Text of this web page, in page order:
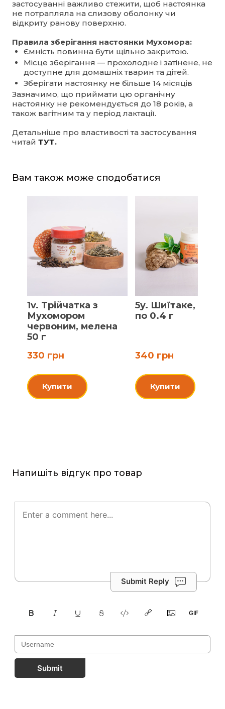
застосуванні важливо стежити, щоб настоянка
не потрапляла на слизову оболонку чи
відкриту ранову поверхню.
Правила зберігання настоянки Мухомора:
Ємність повинна бути щільно закритою.
Місце зберігання — прохолодне і затінене, не
доступне для домашніх тварин та дітей.
Зберігати настоянку не більше 14 місяців
Зазначимо, що приймати цю органічну
настоянку не рекомендується до 18 років, а
також вагітним та у період лактації.
Детальніше про властивості та застосування
читай ТУТ.
Вам також може сподобатися
1v. Трійчатка з
Мухомором
червоним, мелена
50 г
330 грн
Купити
5y. Шиїтаке,
по 0.4 г
340 грн
Купити
Напишіть відгук про товар
Submit Reply
Submit